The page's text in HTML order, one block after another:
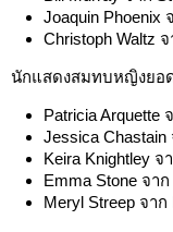
Joaquin Phoenix
Christoph Waltz
นักแสดงสมทบหญิงยอ
Patricia Arquette
Jessica Chastain
Keira Knightley จ
Emma Stone จา
Meryl Streep จาก